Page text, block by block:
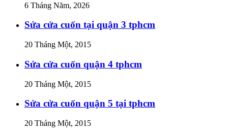
6 Tháng Năm, 2026
Sửa cửa cuốn tại quận 3 tphcm
20 Tháng Một, 2015
Sửa cửa cuốn quận 4 tphcm
20 Tháng Một, 2015
Sửa cửa cuốn quận 5 tại tphcm
20 Tháng Một, 2015